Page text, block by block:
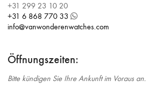
+31 299 23 10 20
+31 6 868 770 33
info@vanwonderenwatches.com
Öffnungszeiten:
Bitte kündigen Sie Ihre Ankunft im Voraus an.